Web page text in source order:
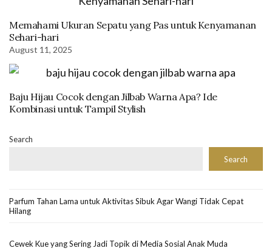
Memahami Ukuran Sepatu yang Pas untuk Kenyamanan
Sehari-hari
August 11, 2025
Baju Hijau Cocok dengan Jilbab Warna Apa? Ide
Kombinasi untuk Tampil Stylish
Search
Search
Parfum Tahan Lama untuk Aktivitas Sibuk Agar Wangi Tidak Cepat
Hilang
Cewek Kue yang Sering Jadi Topik di Media Sosial Anak Muda